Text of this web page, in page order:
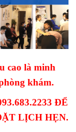
cao là minh
khám.
ĐỂ
LỊCH HẸN.